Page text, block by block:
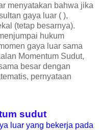
menyatakan bahwa jika
gaya luar ( ),
(tetap besarnya).
hukum
gaya luar sama
Momentum Sudut,
besar dengan
pernyataan
sudut
luar yang bekerja pada